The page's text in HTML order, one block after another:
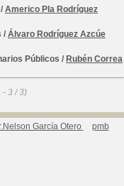
/ Americo Pla Rodríguez
/ Álvaro Rodríguez Azcúe
Públicos / Rubén Correa
- 3 / 3)
García Otero pmb